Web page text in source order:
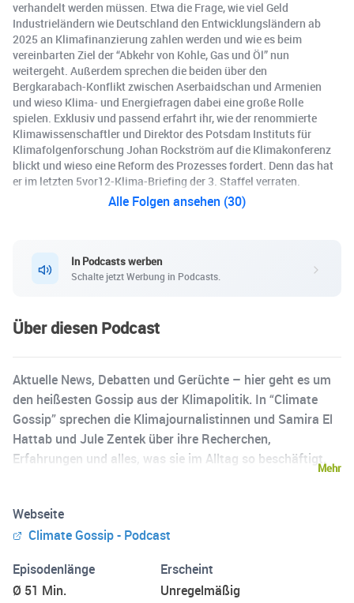
verhandelt werden müssen. Etwa die Frage, wie viel Geld
Industrieländern wie Deutschland den Entwicklungsländern ab
2025 an Klimafinanzierung zahlen werden und wie es beim
vereinbarten Ziel der “Abkehr von Kohle, Gas und Öl” nun
weitergeht. Außerdem sprechen die beiden über den
Bergkarabach-Konflikt zwischen Aserbaidschan und Armenien
und wieso Klima- und Energiefragen dabei eine große Rolle
spielen. Exklusiv und passend erfahrt ihr, wie der renommierte
Klimawissenschaftler und Direktor des Potsdam Instituts für
Klimafolgenforschung Johan Rockström auf die Klimakonferenz
blickt und wieso eine Reform des Prozesses fordert. Denn das hat
er im letzten 5vor12-Klima-Briefing der 3. Staffel verraten.
Alle Folgen ansehen (30)
In Podcasts werben
Schalte jetzt Werbung in Podcasts.
Über diesen Podcast
Aktuelle News, Debatten und Gerüchte – hier geht es um
den heißesten Gossip aus der Klimapolitik. In “Climate
Gossip” sprechen die Klimajournalistinnen und Samira El
Hattab und Jule Zentek über ihre Recherchen,
Erfahrungen und alles, was sie im Alltag so beschäftigt.
zugehört wird. Einordnend, hintergründig und manchmal
auch etwas philosophisch – auf jeden Fall immer sehr
Wichtiges passiert.
Mehr
Webseite
Climate Gossip - Podcast
Episodenlänge
Ø 51 Min.
Erscheint
Unregelmäßig